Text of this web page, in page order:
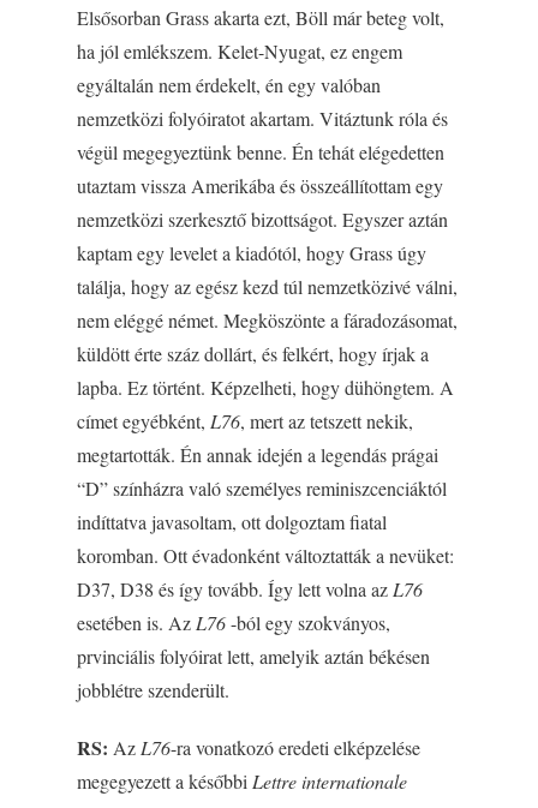
Elsősorban Grass akarta ezt, Böll már beteg volt,
ha jól emlékszem. Kelet-Nyugat, ez engem
egyáltalán nem érdekelt, én egy valóban
nemzetközi folyóiratot akartam. Vitáztunk róla és
végül megegyeztünk benne. Én tehát elégedetten
utaztam vissza Amerikába és összeállítottam egy
nemzetközi szerkesztő bizottságot. Egyszer aztán
kaptam egy levelet a kiadótól, hogy Grass úgy
találja, hogy az egész kezd túl nemzetközivé válni,
nem eléggé német. Megköszönte a fáradozásomat,
küldött érte száz dollárt, és felkért, hogy írjak a
lapba. Ez történt. Képzelheti, hogy dühöngtem. A
címet egyébként, L76, mert az tetszett nekik,
megtartották. Én annak idején a legendás prágai
“D” színházra való személyes reminiszcenciáktól
indíttatva javasoltam, ott dolgoztam fiatal
koromban. Ott évadonként változtatták a nevüket:
D37, D38 és így tovább. Így lett volna az L76
esetében is. Az L76-ból egy szokványos,
prvinciális folyóirat lett, amelyik aztán békésen
jobblétre szenderült.
RS: Az L76-ra vonatkozó eredeti elképzelése
megegyezett a későbbi Lettre internationale